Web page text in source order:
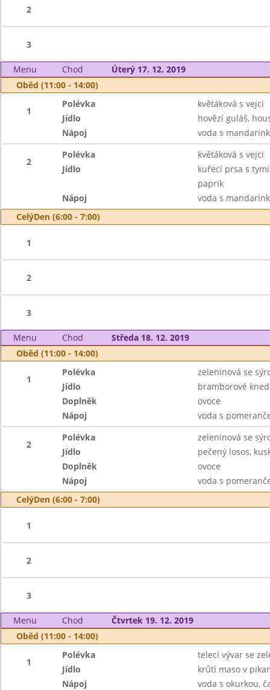
2
3
Menu Chod
Úterý 17. 12. 2019
Oběd (11:00 - 14:00)
1
Polévka
květáková s vejci
Jídlo
hovězí guláš,
Nápoj
voda s
2
Polévka
květáková s vejci
Jídlo
kuřecí prsa s
paprik
Nápoj
voda s
CelýDen (6:00 - 7:00)
1
2
3
Menu Chod
Středa 18. 12. 2019
Oběd (11:00 - 14:00)
1
Polévka
zeleninová se
Jídlo
bramborové
Doplněk
ovoce
Nápoj
voda s
2
Polévka
zeleninová se
Jídlo
pečený losos,
Doplněk
ovoce
Nápoj
voda s
CelýDen (6:00 - 7:00)
1
2
3
Menu Chod
Čtvrtek 19. 12. 2019
Oběd (11:00 - 14:00)
1
Polévka
telecí vývar se
Jídlo
krůtí maso v
Nápoj
voda s okurkou,